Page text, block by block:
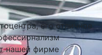
его отличное
нашей фирме